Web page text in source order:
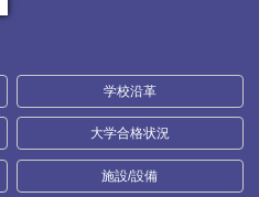
学校沿革
大学合格状況
施設/設備